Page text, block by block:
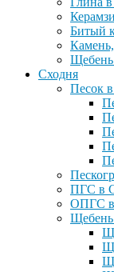
Битый
Щебень
Сходня
Песок
ПГС в
ОПГС в